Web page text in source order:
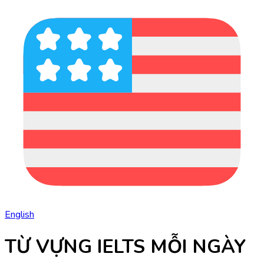
English
TỪ VỰNG IELTS MỖI NGÀY